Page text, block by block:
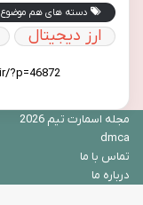
دسته های هم موضوع
ارز دیجیتال
مجله اسمارت تیم 2026
dmca
تماس با ما
درباره ما